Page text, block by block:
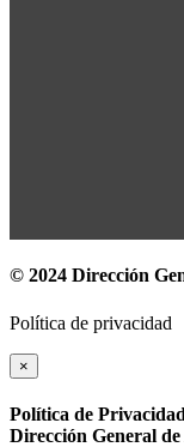
© 2024 Dirección
Política de privacidad
×
Política de Privacidad
Dirección General